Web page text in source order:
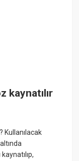
kaynatılır
Kullanılacak